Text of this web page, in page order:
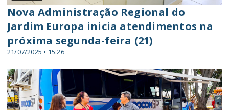
21/07/2025 • 15:26
Nova Administração Regional do
Jardim Europa inicia atendimentos na
próxima segunda-feira (21)